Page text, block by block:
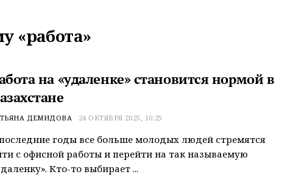
«работа»
на «удаленке» становится нормой в
ДЕМИДОВА 24 ОКТЯБРЯ 2025, 16:25
годы все больше молодых людей стремятся
с офисной работы и перейти на так называемую
Кто-то выбирает ...